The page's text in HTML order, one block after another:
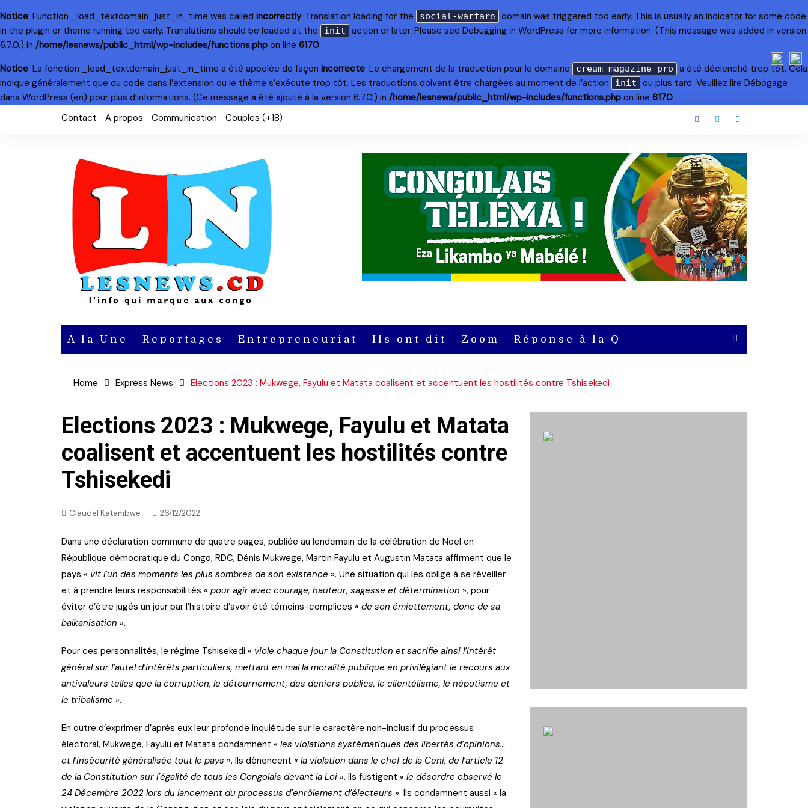
Notice: Function _load_textdomain_just_in_time was called incorrectly. Translation loading for the social-warfare domain was triggered too early. This is usually an indicator for some code
in the plugin or theme running too early. Translations should be loaded at the
init action or later. Please see Debugging in WordPress for more information. (This message was added in version
6.7.0.) in /home/lesnews/public_html/wp-includes/functions.php on line 6170
Notice: La fonction _load_textdomain_just_in_time a été appelée de façon incorrecte. Le chargement de la traduction pour le domaine cream-magazine-pro
a été déclenché trop tôt. Cela
indique généralement que du code dans l’extension ou le thème s’exécute trop tôt. Les traductions doivent être chargées au moment de l’action
init ou plus tard. Veuillez lire Débogage
dans WordPress (en) pour plus d’informations. (Ce message a été ajouté à la version 6.7.0.) in /home/lesnews/public_html/wp-includes/functions.php on line 6170
Contact A propos Communication Couples (+18)
A la Une
vidéo
Actu en
audio
Reportages Entrepreneuriat Ils ont dit Zoom Réponse à la Q
Home Express News Elections 2023 : Mukwege, Fayulu et Matata coalisent et accentuent les hostilités contre Tshisekedi
Elections 2023 : Mukwege, Fayulu et Matata
coalisent et accentuent les hostilités contre
Tshisekedi
Claudel Katambwe 26/12/2022
Dans une déclaration commune de quatre pages, publiée au lendemain de la célébration de Noël en
République démocratique du Congo, RDC, Dénis Mukwege, Martin Fayulu et Augustin Matata affirment que le
pays « vit l’un des moments les plus sombres de son existence ». Une situation qui les oblige à se réveiller
et à prendre leurs responsabilités « pour agir avec courage, hauteur, sagesse et détermination », pour
éviter d’être jugés un jour par l’histoire d’avoir été témoins-complices « de son émiettement, donc de sa
balkanisation ».
Pour ces personnalités, le régime Tshisekedi « viole chaque jour la Constitution et sacrifie ainsi l’intérêt
général sur l’autel d’intérêts particuliers, mettant en mal la moralité publique en privilégiant le recours aux
antivaleurs telles que la corruption, le détournement, des deniers publics, le clientélisme, le népotisme et
le tribalisme ».
En outre d’exprimer d’après eux leur profonde inquiétude sur le caractère non-inclusif du processus
électoral, Mukwege, Fayulu et Matata condamnent « les violations systématiques des libertés d’opinions…
et l’insécurité généralisée tout le pays ». Ils dénoncent « la violation dans le chef de la Ceni, de l’article 12
de la Constitution sur l’égalité de tous les Congolais devant la Loi ». Ils fustigent « le désordre observé le
24 Décembre 2022 lors du lancement du processus d’enrôlement d’électeurs ». Ils condamnent aussi « la